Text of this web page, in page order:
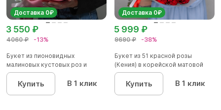
Доставка 0₽
4060 ₽ -13%
3 550 ₽
Букет из пионовидных
малиновых кустовых роз и
альстроме...
Купить В 1 клик
Доставка 0₽
9690 ₽ -38%
5 999 ₽
Букет из 51 красной розы
(Кения) в корейской матовой
уп...
Купить В 1 клик